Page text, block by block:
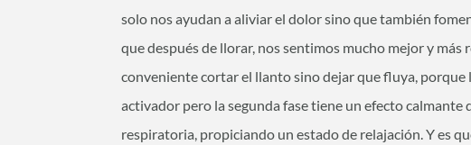
solo nos ayudan a aliviar el dolor sino que también
que después de llorar, nos sentimos mucho mejor y más
conveniente cortar el llanto sino dejar que fluya,
activador pero la segunda fase tiene un efecto calmante
respiratoria, propiciando un estado de relajación. Y es